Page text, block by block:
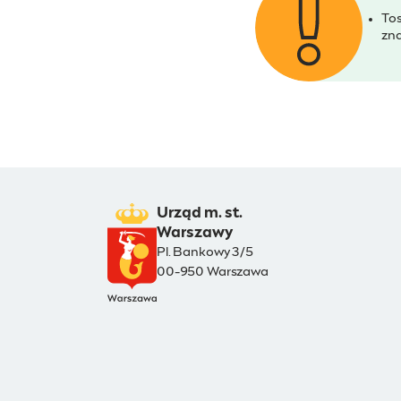
Urząd m. st.
Warszawy
Pl. Bankowy 3/5
00-950 Warszawa